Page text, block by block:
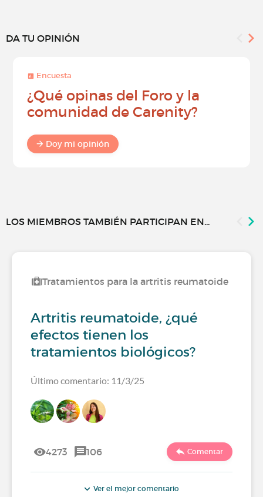
DA TU OPINIÓN
Encuesta
¿Qué opinas del Foro y la
comunidad de Carenity?
Doy mi opinión
LOS MIEMBROS TAMBIÉN PARTICIPAN EN...
Tratamientos para la artritis reumatoide
Artritis reumatoide, ¿qué
efectos tienen los
tratamientos biológicos?
Último comentario: 11/3/25
4273 106 Comentar
Ver el mejor comentario